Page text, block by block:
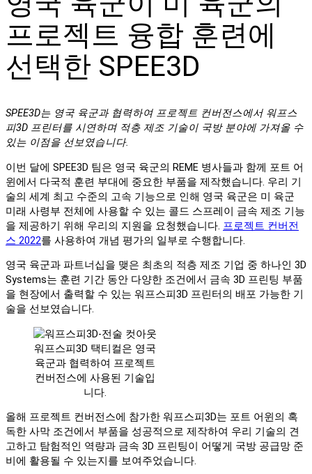
프로젝트 융합 훈련에
선택한 SPEE3D
SPEE3D는 영국 육군과 협력하여 프로젝트 컨버전스에서 워프스
피3D 프린터를 시연하며 적층 제조 기술이 국방 분야에 가져올 수
있는 이점을 선보였습니다.
이번 달에 SPEE3D 팀은 영국 육군의 REME 병사들과 함께 포트 어
윈에서 다국적 훈련 부대에 중요한 부품을 제작했습니다. 우리 기
술의 세계 최고 수준의 고속 기능으로 인해 영국 육군은 미 육군
미래 사령부 전체에 사용할 수 있는 콜드 스프레이 금속 제조 기능
을 제공하기 위해 우리의 지원을 요청했습니다. 프로젝트 컨버전
스 2022를 사용하여 개념 평가의 일부로 수행합니다.
영국 육군과 파트너십을 맺은 최초의 적층 제조 기업 중 하나인 3D
Systems는 훈련 기간 동안 다양한 조건에서 금속 3D 프린팅 부품
을 현장에서 출력할 수 있는 워프스피3D 프린터의 배포 가능한 기
술을 선보였습니다.
워프스피3D 택티컬은 영국
육군과 협력하여 프로젝트
컨버전스에 사용된 기술입
니다.
올해 프로젝트 컨버전스에 참가한 워프스피3D는 포트 어윈의 혹
독한 사막 조건에서 부품을 성공적으로 제작하여 우리 기술의 견
고하고 탐험적인 역량과 금속 3D 프린팅이 어떻게 국방 공급망 준
비에 활용될 수 있는지를 보여주었습니다.